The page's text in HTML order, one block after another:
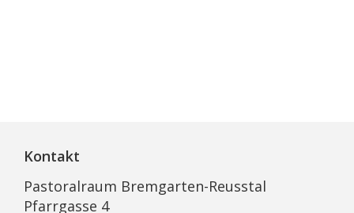
Kontakt
Pastoralraum Bremgarten-Reusstal
Pfarrgasse 4